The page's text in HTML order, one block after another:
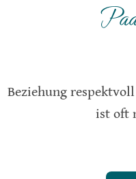
Beziehung
ist oft